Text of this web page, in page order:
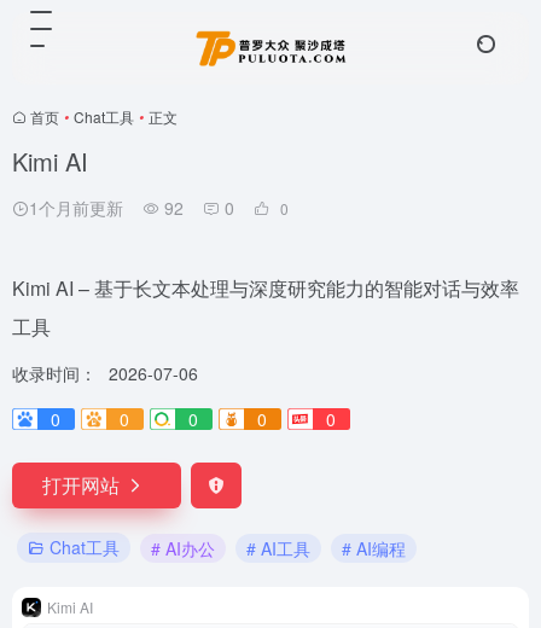
首页 • Chat工具 • 正文
Kimi AI
1个月前更新 92 0 0
Kimi AI – 基于长文本处理与深度研究能力的智能对话与效率
工具
收录时间：
2026-07-06
0
0 0 0 0
打开网站
Chat工具 # AI办公 # AI工具 # AI编程
Kimi AI